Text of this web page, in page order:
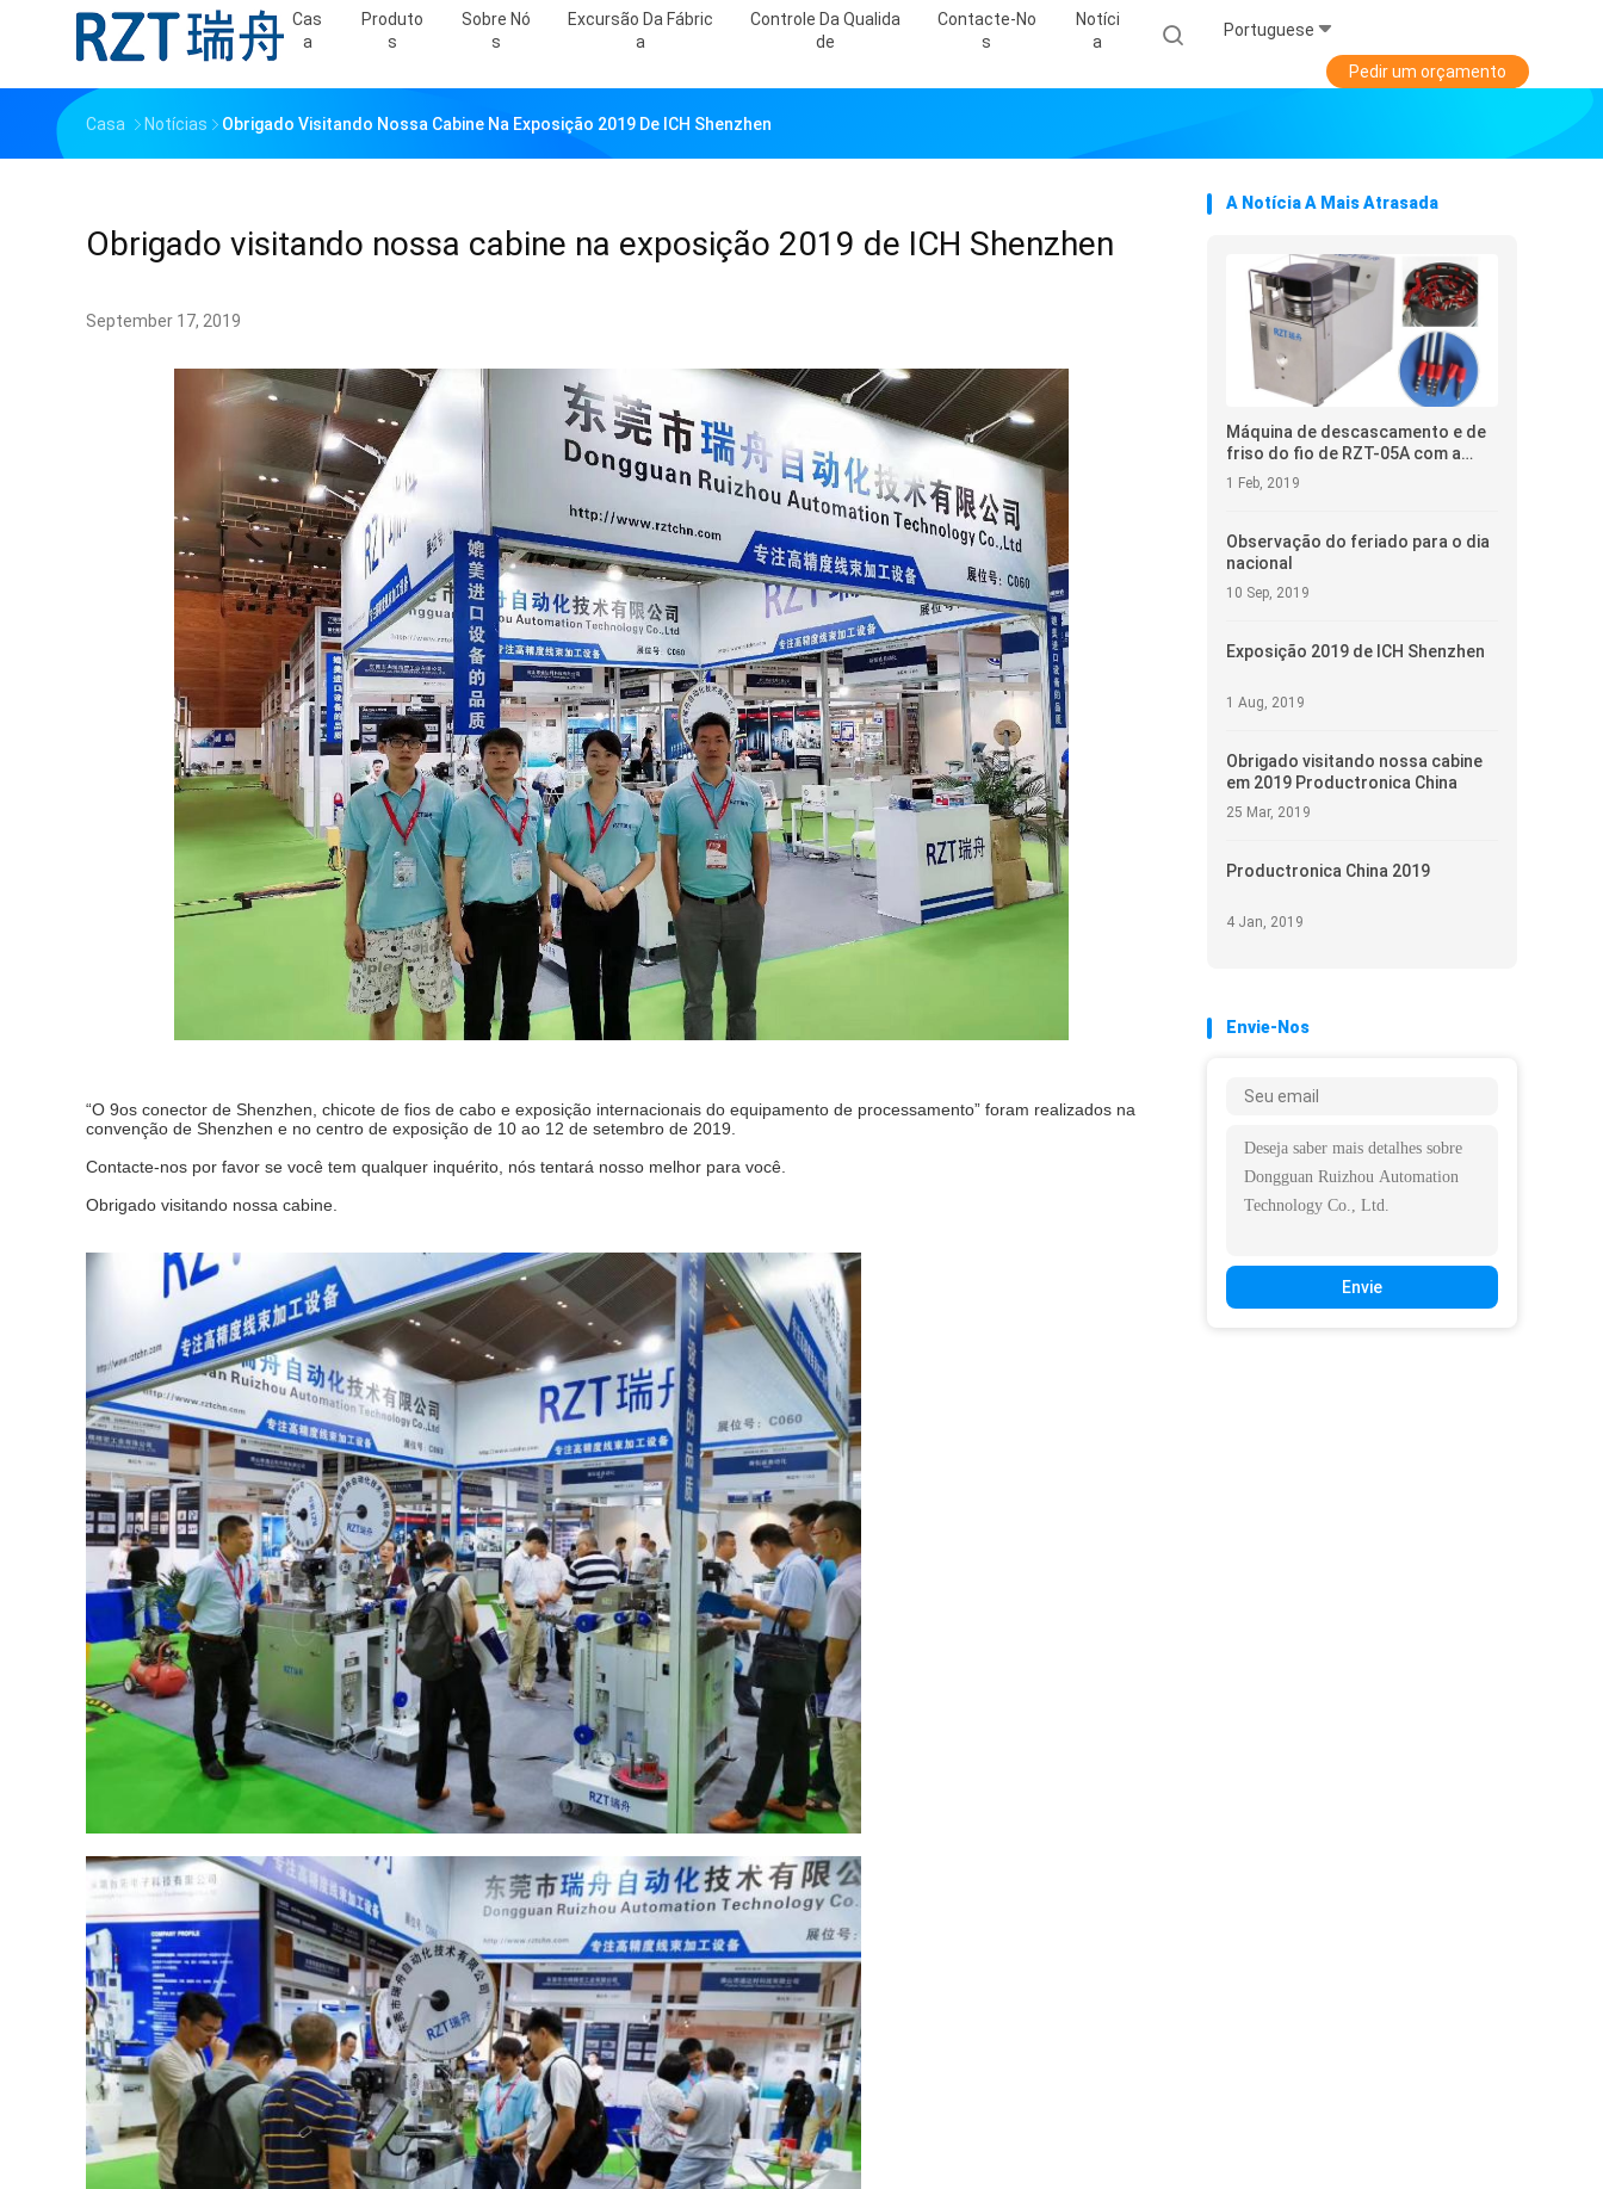
Cas
A
Produto
S
Sobre Nó
S
Excursão Da Fábric
A
Controle Da Qualida
De
Contacte-No
S
Notíci
A
Portuguese
Pedir um orçamento
Casa Notícias Obrigado Visitando Nossa Cabine Na Exposição 2019 De ICH Shenzhen
Obrigado visitando nossa cabine na exposição 2019 de ICH Shenzhen
September 17, 2019
“O 9os conector de Shenzhen, chicote de fios de cabo e exposição internacionais do equipamento de processamento” foram realizados na
convenção de Shenzhen e no centro de exposição de 10 ao 12 de setembro de 2019.
Contacte-nos por favor se você tem qualquer inquérito, nós tentará nosso melhor para você.
Obrigado visitando nossa cabine.
A Notícia A Mais Atrasada
Máquina de descascamento e de
friso do fio de RZT-05A com a
placa de vibração para a
alimentação do terminal.
1 Feb, 2019
Observação do feriado para o dia
nacional
10 Sep, 2019
Exposição 2019 de ICH Shenzhen
1 Aug, 2019
Obrigado visitando nossa cabine
em 2019 Productronica China
25 Mar, 2019
Productronica China 2019
4 Jan, 2019
Envie-Nos
Envie